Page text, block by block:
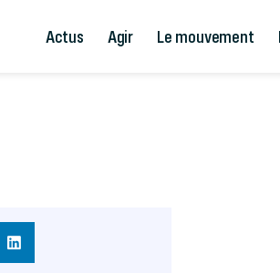
Actus Agir Le mouvement